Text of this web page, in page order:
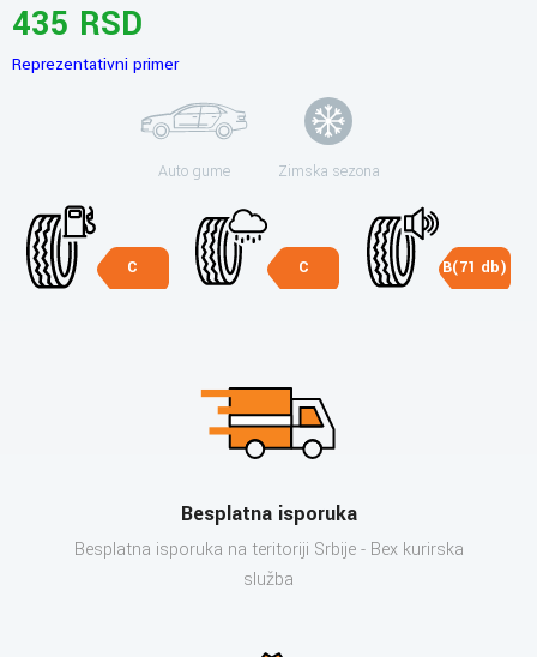
435 RSD
Reprezentativni primer
Auto gume Zimska sezona
C C B(71 db)
Besplatna isporuka
Besplatna isporuka na teritoriji Srbije - Bex kurirska
služba